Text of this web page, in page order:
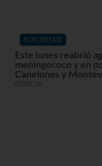
SOCIEDAD
Este lunes reabrió
meningococo y en
Canelones y
03/08/26